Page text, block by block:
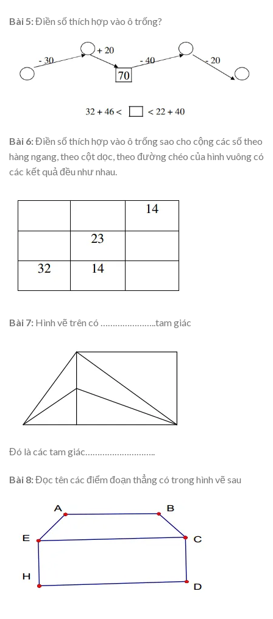
Bài 5:Điền số thích hợp vào ô trống?
Bài 6:Điền số thích hợp vào ô trống sao cho cộng các số theo
hàng ngang, theo cột dọc, theo đường chéo của hình vuông có
các kết quả đều như nhau.
Bài 7: Hình vẽ trên có …………………..tam giác
Đó là các tam giác………………………..
Bài 8:Đọc tên các điểm đoạn thẳng có trong hình vẽ sau